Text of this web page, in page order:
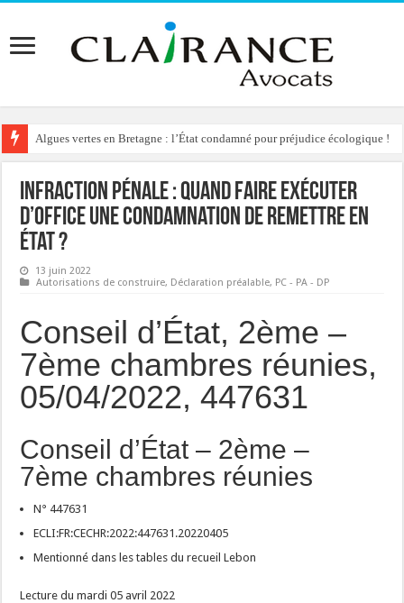
Algues vertes en Bretagne : l’État condamné pour préjudice écologique !
Infraction pénale : quand faire exécuter
d’office une condamnation de remettre en
état ?
13 juin 2022
Autorisations de construire, Déclaration préalable, PC - PA - DP
Conseil d’État, 2ème –
7ème chambres réunies,
05/04/2022, 447631
Conseil d’État – 2ème –
7ème chambres réunies
N° 447631
ECLI:FR:CECHR:2022:447631.20220405
Mentionné dans les tables du recueil Lebon
Lecture du mardi 05 avril 2022